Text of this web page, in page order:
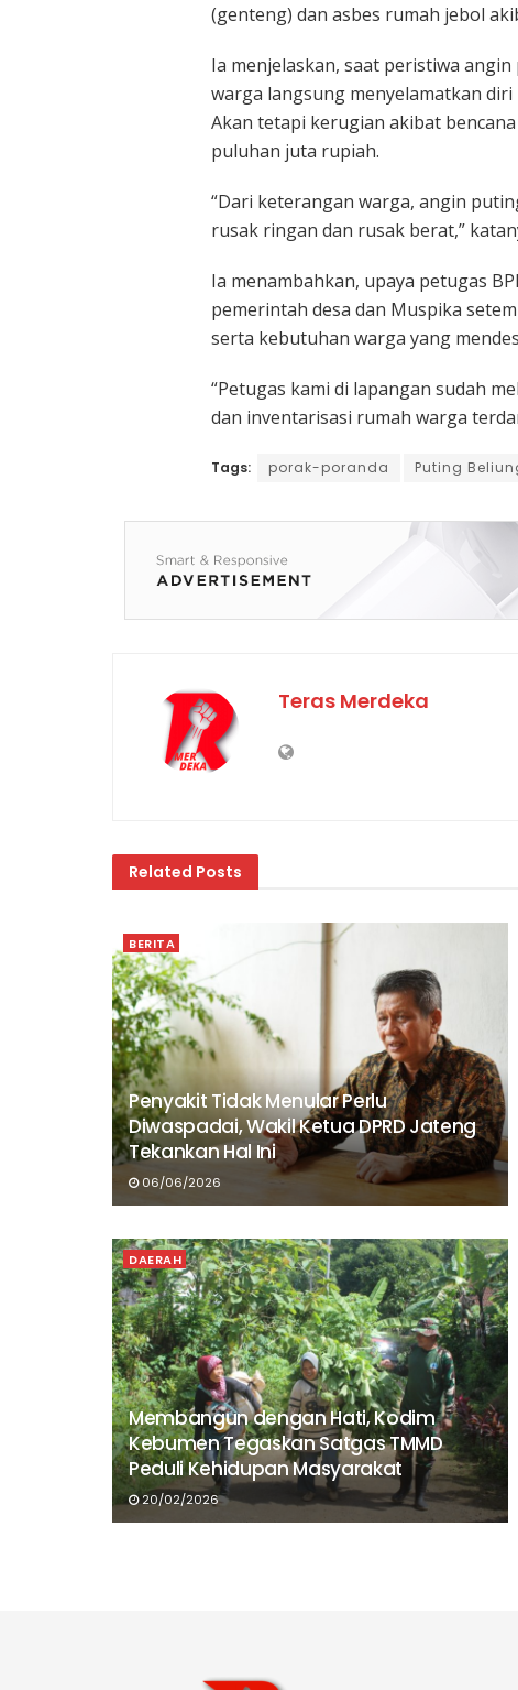
(genteng) dan asbes rumah jebol
Ia menjelaskan, saat peristiwa
warga langsung menyelamatkan
Akan tetapi kerugian akibat
puluhan juta rupiah.
“Dari keterangan warga, angin
rusak ringan dan rusak berat,”
Ia menambahkan, upaya petugas
pemerintah desa dan Muspika
serta kebutuhan warga yang
“Petugas kami di lapangan sudah
dan inventarisasi rumah warga
Tags: porak-poranda Puting
Teras Merdeka
Related Posts
BERITA
Penyakit Tidak Menular Perlu
Diwaspadai, Wakil Ketua DPRD Jateng
Tekankan Hal Ini
06/06/2026
DAERAH
Membangun dengan Hati, Kodim
Kebumen Tegaskan Satgas TMMD
Peduli Kehidupan Masyarakat
20/02/2026